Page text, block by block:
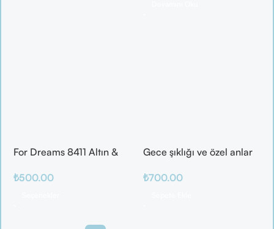
For Dreams 8411 Altın &
Takımı
₺500.00
Gece şıklığı ve özel anlar
₺700.00